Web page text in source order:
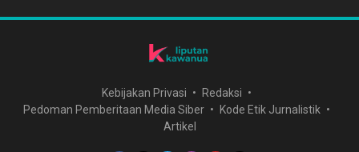
Kebijakan Privasi
Redaksi
Pedoman Pemberitaan Media Siber
Kode Etik Jurnalistik
Artikel